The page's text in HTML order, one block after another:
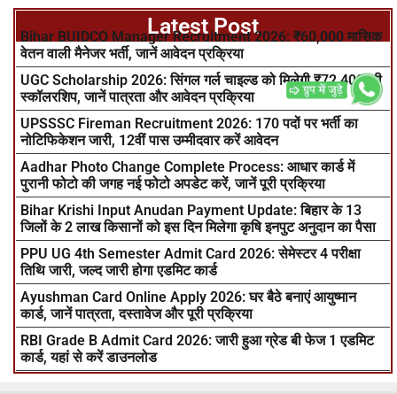
Latest Post
Bihar BUIDCO Manager Recruitment 2026: ₹60,000 मासिक
वेतन वाली मैनेजर भर्ती, जानें आवेदन प्रक्रिया
UGC Scholarship 2026: सिंगल गर्ल चाइल्ड को मिलेगी ₹72,400 की
स्कॉलरशिप, जानें पात्रता और आवेदन प्रक्रिया
UPSSSC Fireman Recruitment 2026: 170 पदों पर भर्ती का
नोटिफिकेशन जारी, 12वीं पास उम्मीदवार करें आवेदन
Aadhar Photo Change Complete Process: आधार कार्ड में
पुरानी फोटो की जगह नई फोटो अपडेट करें, जानें पूरी प्रक्रिया
Bihar Krishi Input Anudan Payment Update: बिहार के 13
जिलों के 2 लाख किसानों को इस दिन मिलेगा कृषि इनपुट अनुदान का पैसा
PPU UG 4th Semester Admit Card 2026: सेमेस्टर 4 परीक्षा
तिथि जारी, जल्द जारी होगा एडमिट कार्ड
Ayushman Card Online Apply 2026: घर बैठे बनाएं आयुष्मान
कार्ड, जानें पात्रता, दस्तावेज और पूरी प्रक्रिया
RBI Grade B Admit Card 2026: जारी हुआ ग्रेड बी फेज 1 एडमिट
कार्ड, यहां से करें डाउनलोड